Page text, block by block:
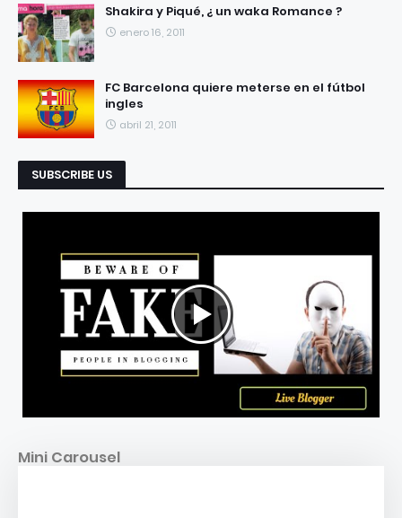
Shakira y Piqué, ¿ un waka Romance ?
enero 16, 2011
FC Barcelona quiere meterse en el fútbol
ingles
abril 21, 2011
SUBSCRIBE US
Mini Carousel